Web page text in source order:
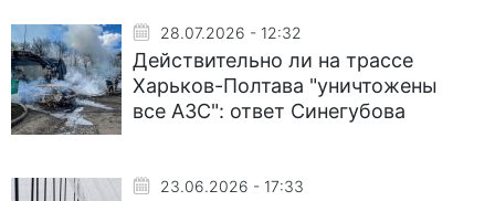
28.07.2026 - 12:32
Действительно ли на трассе
Харьков-Полтава "уничтожены
все АЗС": ответ Синегубова
23.06.2026 - 17:33